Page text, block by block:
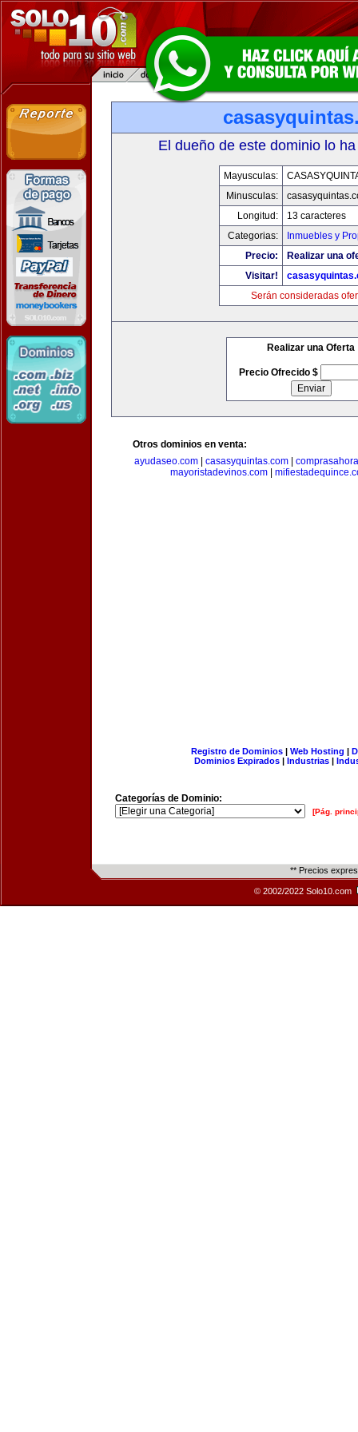
El dueño de este dominio lo
Mayusculas:
Minusculas:
Longitud:
13 caracteres
Categorias:
Inmuebles y
Precio:
Realizar una
Visitar!
Serán consideradas
Realizar una Oferta
Precio Ofrecido $
Otros dominios en venta:
ayudaseo.com
casasyquintas.com
mayoristadevinos.com
Registro de Dominios| Web Hosting |
Dominios Expirados | Industrias |
Categorías de Dominio:
[Pág.
** Precios
© 2002/2022 Solo10.com